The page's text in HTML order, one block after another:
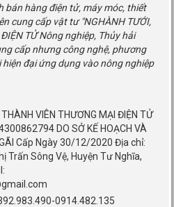
bán hàng điện tử, máy móc, thiết
cung cấp vật tư "NGHÀNH TƯỚI,
ĐIỆN TỬ Nông nghiệp, Thủy hải
cấp nhưng công nghệ, phương
đại ứng dụng vào nông nghiệp
VIÊN THƯƠNG MẠI ĐIỆN TỬ
DO SỞ KẾ HOẠCH VÀ
Cấp Ngày 30/12/2020 Địa chỉ:
Trấn Sông Vệ, Huyện Tư Nghĩa,
0914.482.135